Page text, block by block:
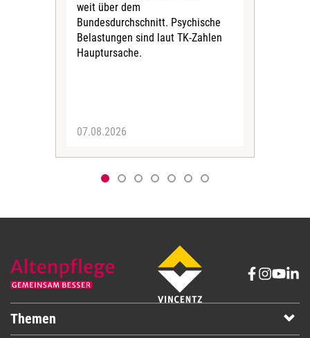
weit über dem
Bundesdurchschnitt. Psychische
Belastungen sind laut TK-Zahlen
Hauptursache.
07.08.2026
Themen